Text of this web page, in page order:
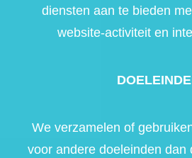
diensten aan te bieden
website-activiteit en
We verzamelen of
voor andere doeleinden dan